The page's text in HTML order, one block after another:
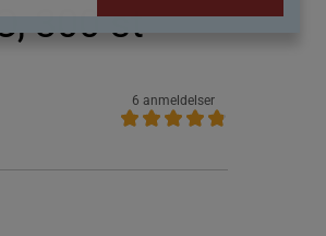
300 st
6 anmeldelser